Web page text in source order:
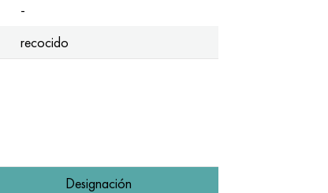
-
recocido
Designación